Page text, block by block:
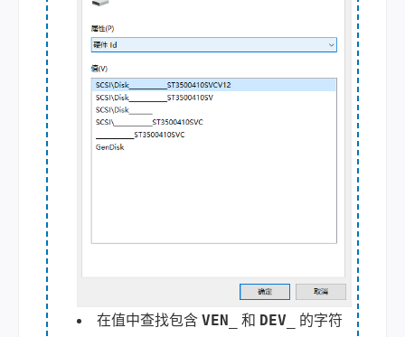
在值中查找包含 VEN_ 和 DEV_
的字符